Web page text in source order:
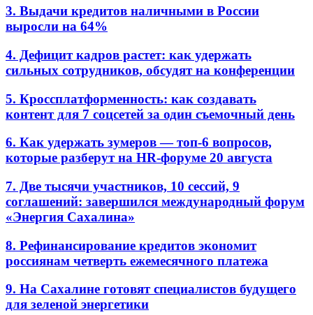
3. Выдачи кредитов наличными в России
выросли на 64%
4. Дефицит кадров растет: как удержать
сильных сотрудников, обсудят на конференции
5. Кроссплатформенность: как создавать
контент для 7 соцсетей за один съемочный день
6. Как удержать зумеров — топ-6 вопросов,
которые разберут на HR-форуме 20 августа
7. Две тысячи участников, 10 сессий, 9
соглашений: завершился международный форум
«Энергия Сахалина»
8. Рефинансирование кредитов экономит
россиянам четверть ежемесячного платежа
9. На Сахалине готовят специалистов будущего
для зеленой энергетики